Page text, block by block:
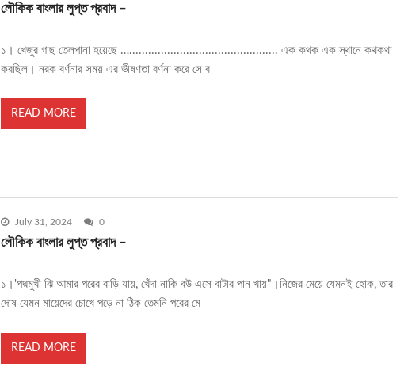
লৌকিক বাংলার লুপ্ত প্রবাদ –
১। খেজুর গাছ তেলপানা হয়েছে …............................................... এক কথক এক স্থানে কথকথা
করছিল। নরক বর্ণনার সময় এর ভীষণতা বর্ণনা করে সে ব
READ MORE
July 31, 2024 0
লৌকিক বাংলার লুপ্ত প্রবাদ –
১।'পদ্মমুখী ঝি আমার পরের বাড়ি যায়, খেঁদা নাকি বউ এসে বাটার পান খায়"।নিজের মেয়ে যেমনই হোক, তার
দোষ যেমন মায়েদের চোখে পড়ে না ঠিক তেমনি পরের মে
READ MORE